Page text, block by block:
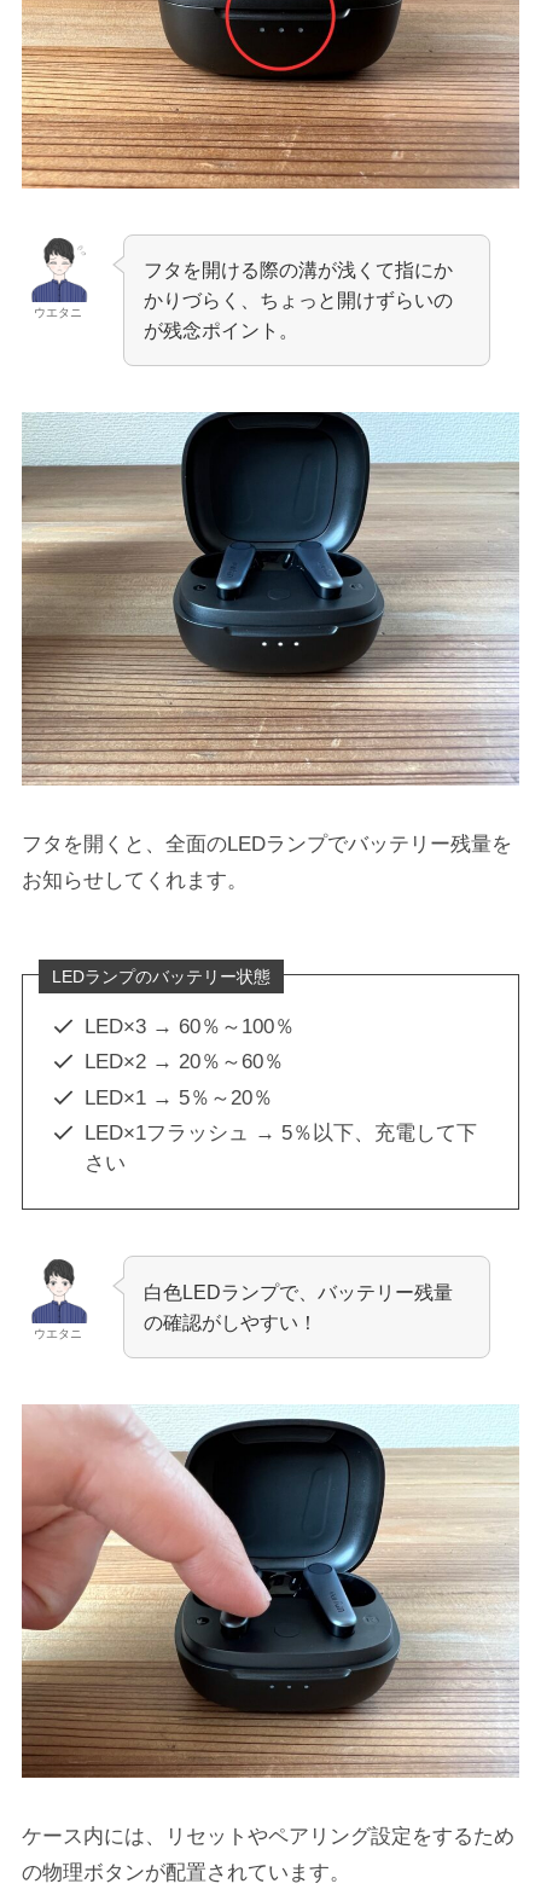
ウエタニ
フタを開ける際の溝が浅くて指にか
かりづらく、ちょっと開けずらいの
が残念ポイント。
フタを開くと、全面のLEDランプでバッテリー残量を
お知らせしてくれます。
LEDランプのバッテリー状態
LED×3 → 60％～100％
LED×2 → 20％～60％
LED×1 → 5％～20％
LED×1フラッシュ → 5％以下、充電して下
さい
ウエタニ
白色LEDランプで、バッテリー残量
の確認がしやすい！
ケース内には、リセットやペアリング設定をするため
の物理ボタンが配置されています。